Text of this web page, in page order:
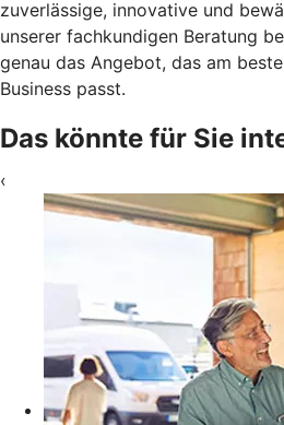
zuverlässige, innovative und
unserer fachkundigen Beratung
genau das Angebot, das am
Business passt.
Das könnte für Sie
‹